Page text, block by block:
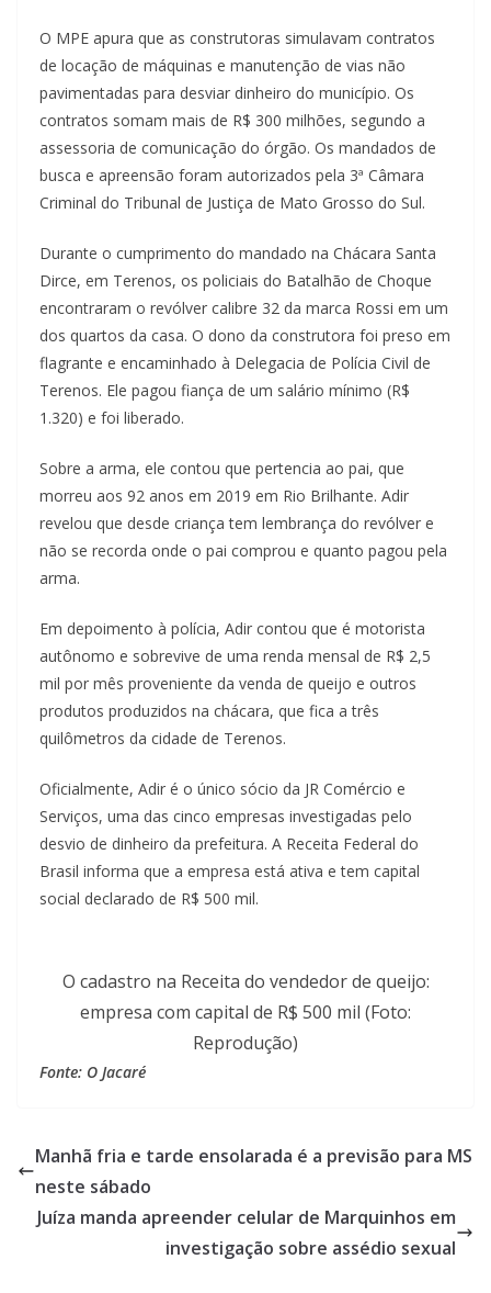
O MPE apura que as construtoras simulavam contratos
de locação de máquinas e manutenção de vias não
pavimentadas para desviar dinheiro do município. Os
contratos somam mais de R$ 300 milhões, segundo a
assessoria de comunicação do órgão. Os mandados de
busca e apreensão foram autorizados pela 3ª Câmara
Criminal do Tribunal de Justiça de Mato Grosso do Sul.
Durante o cumprimento do mandado na Chácara Santa
Dirce, em Terenos, os policiais do Batalhão de Choque
encontraram o revólver calibre 32 da marca Rossi em um
dos quartos da casa. O dono da construtora foi preso em
flagrante e encaminhado à Delegacia de Polícia Civil de
Terenos. Ele pagou fiança de um salário mínimo (R$
1.320) e foi liberado.
Sobre a arma, ele contou que pertencia ao pai, que
morreu aos 92 anos em 2019 em Rio Brilhante. Adir
revelou que desde criança tem lembrança do revólver e
não se recorda onde o pai comprou e quanto pagou pela
arma.
Em depoimento à polícia, Adir contou que é motorista
autônomo e sobrevive de uma renda mensal de R$ 2,5
mil por mês proveniente da venda de queijo e outros
produtos produzidos na chácara, que fica a três
quilômetros da cidade de Terenos.
Oficialmente, Adir é o único sócio da JR Comércio e
Serviços, uma das cinco empresas investigadas pelo
desvio de dinheiro da prefeitura. A Receita Federal do
Brasil informa que a empresa está ativa e tem capital
social declarado de R$ 500 mil.
O cadastro na Receita do vendedor de queijo:
empresa com capital de R$ 500 mil (Foto:
Reprodução)
Fonte: O Jacaré
Manhã fria e tarde ensolarada é a previsão para MS
neste sábado
Juíza manda apreender celular de Marquinhos em
investigação sobre assédio sexual